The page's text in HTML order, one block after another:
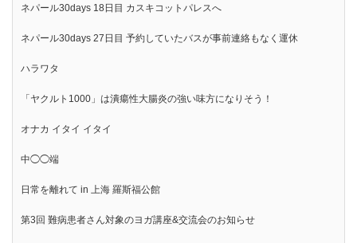
ネパール30days 18日目 カスキコットパレスへ
ネパール30days 27日目 予約していたバスが事前連絡もなく運休
ハラワタ
「ヤクルト1000」は潰瘍性大腸炎の強い味方になりそう！
オナカ イタイ イタイ
中◯◯端
日常を離れて in 上海 羅斯福公館
第3回 難病患者さん対象のヨガ講座&交流会のお知らせ